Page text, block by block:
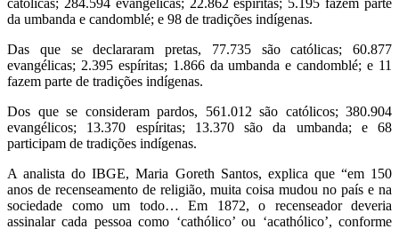
da umbanda e candomblé; e 98 de tradições indígenas.
Das que se declararam pretas, 77.735 são católicas; 60.877
evangélicas; 2.395 espíritas; 1.866 da umbanda e candomblé; e 11
fazem parte de tradições indígenas.
Dos que se consideram pardos, 561.012 são católicos; 380.904
evangélicos; 13.370 espíritas; 13.370 são da umbanda; e 68
participam de tradições indígenas.
A analista do IBGE, Maria Goreth Santos, explica que “em 150
anos de recenseamento de religião, muita coisa mudou no país e na
sociedade como um todo… Em 1872, o recenseador deveria
assinalar cada pessoa como ‘cathólico’ ou ‘acathólico’, conforme